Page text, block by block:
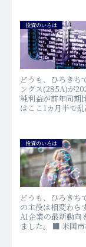
投資のいろは
どうも、ひろきち
ングス(285A)が
純利益が前年同期
はここ1カ月半で
投資のいろは
どうも、ひろきち
の主役は相変わら
AI企業の最新動向
ました。 ■ 米国